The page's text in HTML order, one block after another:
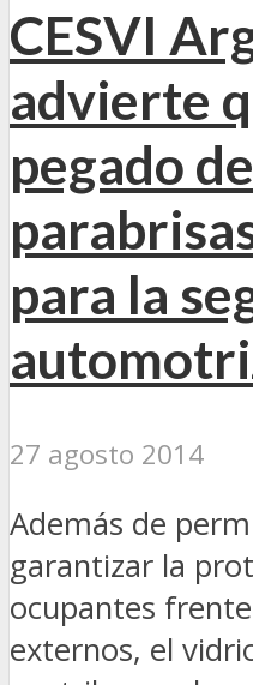
CESVI
advierte
pegado
para la
27 agosto 2014
Además de
garantizar la
ocupantes
externos, el